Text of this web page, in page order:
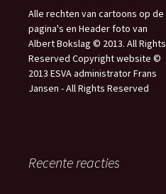
Alle rechten van cartoons op de
pagina's en Header foto van
Albert Bokslag © 2013. All Rights
Reserved Copyright website ©
2013 ESVA administrator Frans
Jansen - All Rights Reserved
Recente reacties